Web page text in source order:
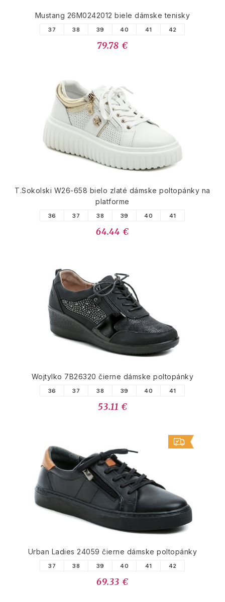
Mustang 26M0242012 biele dámske tenisky
37 38 39 40 41 42
79.78 €
T.Sokolski W26-658 bielo zlaté dámske poltopánky na
platforme
36 37 38 39 40 41
64.44 €
Wojtylko 7B26320 čierne dámske poltopánky
36 37 38 39 40 41
53.11 €
Urban Ladies 24059 čierne dámske poltopánky
37 38 39 40 41 42
69.33 €